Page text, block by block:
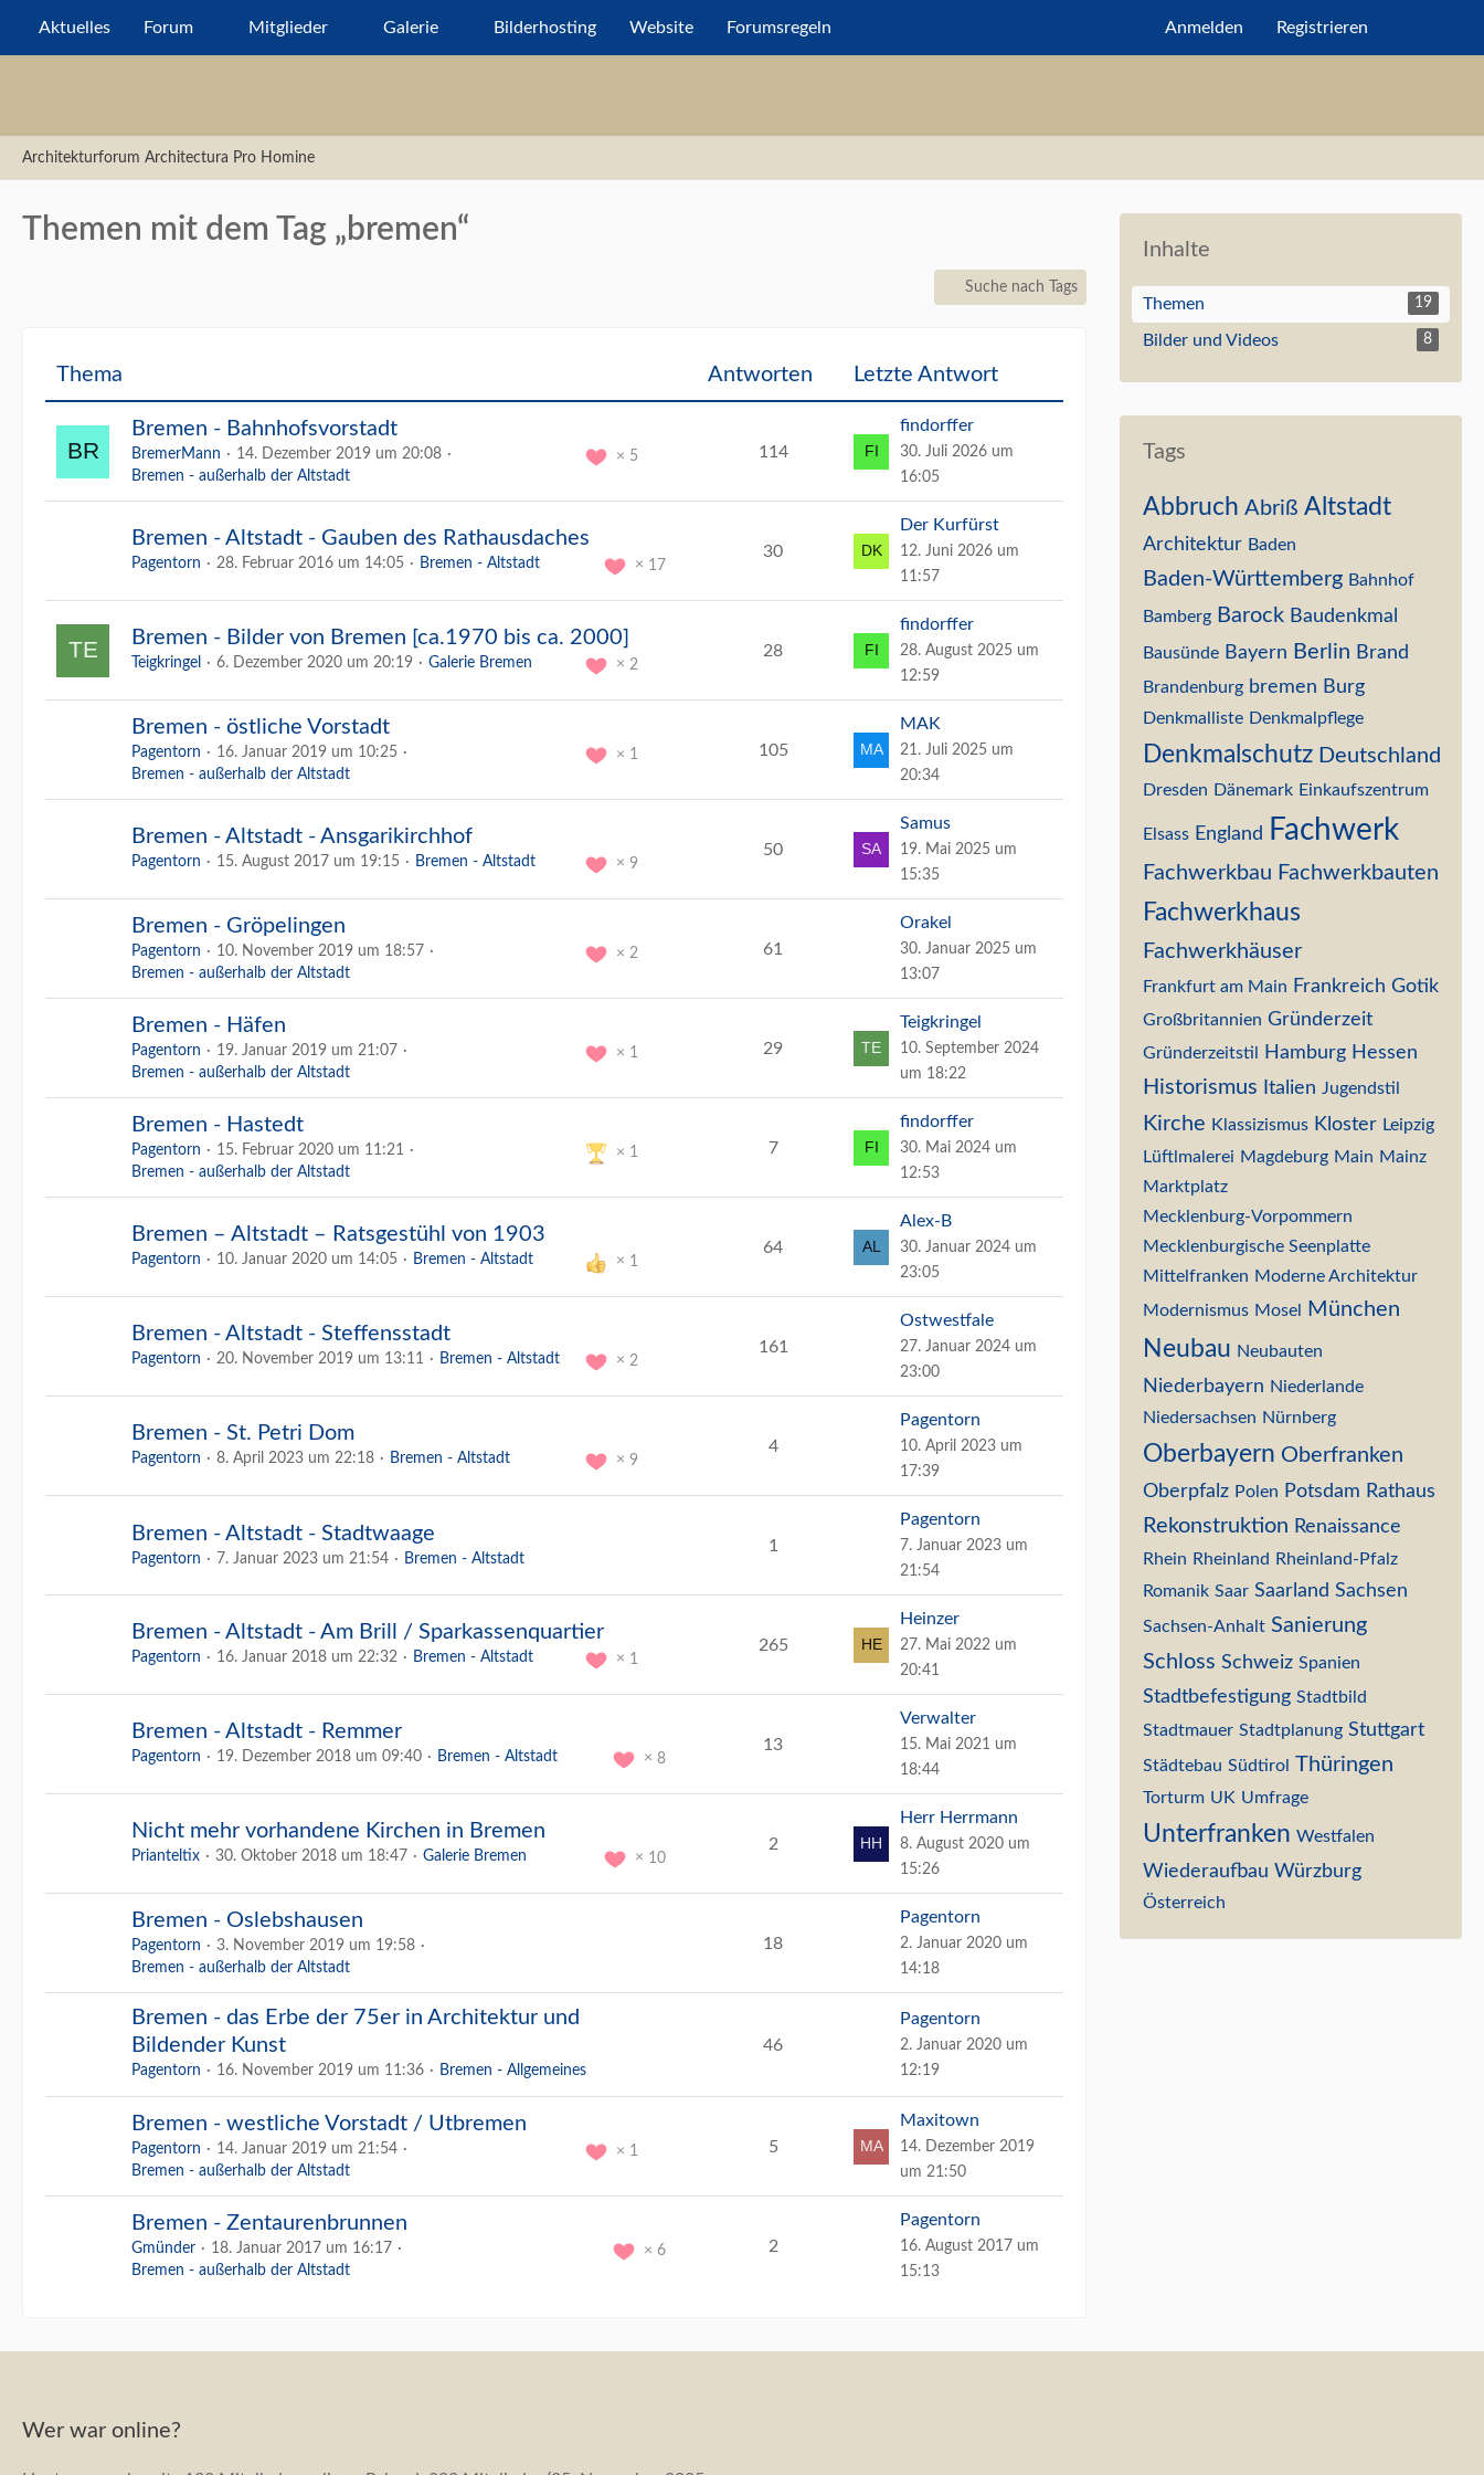
Aktuelles Forum Mitglieder Galerie Bilderhosting Website Forumsregeln Anmelden Registrieren
Architekturforum Architectura Pro Homine
Themen mit dem Tag „bremen“
Suche nach Tags
Thema Antworten Letzte Antwort
Bremen - Bahnhofsvorstadt
5
BremerMann
14. Dezember 2019 um 20:08
Bremen - außerhalb der Altstadt
114
findorffer
30. Juli 2026 um
16:05
Bremen - Altstadt - Gauben des Rathausdaches
17
Pagentorn 28. Februar 2016 um 14:05 Bremen - Altstadt
30
Der Kurfürst
12. Juni 2026 um
11:57
Bremen - Bilder von Bremen [ca.1970 bis ca. 2000]
2
Teigkringel 6. Dezember 2020 um 20:19 Galerie Bremen
28
findorffer
28. August 2025 um
12:59
Bremen - östliche Vorstadt
1
Pagentorn
16. Januar 2019 um 10:25
Bremen - außerhalb der Altstadt
105
MAK
21. Juli 2025 um
20:34
Bremen - Altstadt - Ansgarikirchhof
9
Pagentorn 15. August 2017 um 19:15 Bremen - Altstadt
50
Samus
19. Mai 2025 um
15:35
Bremen - Gröpelingen
2
Pagentorn
10. November 2019 um 18:57
Bremen - außerhalb der Altstadt
61
Orakel
30. Januar 2025 um
13:07
Bremen - Häfen
1
Pagentorn
19. Januar 2019 um 21:07
Bremen - außerhalb der Altstadt
29
Teigkringel
10. September 2024
um 18:22
Bremen - Hastedt
1
Pagentorn
15. Februar 2020 um 11:21
Bremen - außerhalb der Altstadt
7
findorffer
30. Mai 2024 um
12:53
Bremen – Altstadt – Ratsgestühl von 1903
1
Pagentorn 10. Januar 2020 um 14:05 Bremen - Altstadt
64
Alex-B
30. Januar 2024 um
23:05
Bremen - Altstadt - Steffensstadt
2
Pagentorn 20. November 2019 um 13:11 Bremen - Altstadt
161
Ostwestfale
27. Januar 2024 um
23:00
Bremen - St. Petri Dom
9
Pagentorn 8. April 2023 um 22:18 Bremen - Altstadt
4
Pagentorn
10. April 2023 um
17:39
Bremen - Altstadt - Stadtwaage
Pagentorn 7. Januar 2023 um 21:54 Bremen - Altstadt
1
Pagentorn
7. Januar 2023 um
21:54
Bremen - Altstadt - Am Brill / Sparkassenquartier
1
Pagentorn 16. Januar 2018 um 22:32 Bremen - Altstadt
265
Heinzer
27. Mai 2022 um
20:41
Bremen - Altstadt - Remmer
8
Pagentorn 19. Dezember 2018 um 09:40 Bremen - Altstadt
13
Verwalter
15. Mai 2021 um
18:44
Nicht mehr vorhandene Kirchen in Bremen
10
Prianteltix 30. Oktober 2018 um 18:47 Galerie Bremen
2
Herr Herrmann
8. August 2020 um
15:26
Bremen - Oslebshausen
Pagentorn
3. November 2019 um 19:58
Bremen - außerhalb der Altstadt
18
Pagentorn
2. Januar 2020 um
14:18
Bremen - das Erbe der 75er in Architektur und
Bildender Kunst
Pagentorn 16. November 2019 um 11:36 Bremen - Allgemeines
46
Pagentorn
2. Januar 2020 um
12:19
Bremen - westliche Vorstadt / Utbremen
1
Pagentorn
14. Januar 2019 um 21:54
Bremen - außerhalb der Altstadt
5
Maxitown
14. Dezember 2019
um 21:50
Bremen - Zentaurenbrunnen
6
Gmünder
18. Januar 2017 um 16:17
Bremen - außerhalb der Altstadt
2
Pagentorn
16. August 2017 um
15:13
Inhalte
Themen 19
Bilder und Videos 8
Tags
Abbruch Abriß Altstadt
Architektur Baden
Baden-Württemberg Bahnhof
Bamberg Barock Baudenkmal
Bausünde Bayern Berlin Brand
Brandenburg bremen Burg
Denkmalliste Denkmalpflege
Denkmalschutz Deutschland
Dresden Dänemark Einkaufszentrum
Elsass England Fachwerk
Fachwerkbau Fachwerkbauten
Fachwerkhaus
Fachwerkhäuser
Frankfurt am Main Frankreich Gotik
Großbritannien Gründerzeit
Gründerzeitstil Hamburg Hessen
Historismus Italien Jugendstil
Kirche Klassizismus Kloster Leipzig
Lüftlmalerei Magdeburg Main Mainz
Marktplatz
Mecklenburg-Vorpommern
Mecklenburgische Seenplatte
Mittelfranken Moderne Architektur
Modernismus Mosel München
Neubau Neubauten
Niederbayern Niederlande
Niedersachsen Nürnberg
Oberbayern Oberfranken
Oberpfalz Polen Potsdam Rathaus
Rekonstruktion Renaissance
Rhein Rheinland
Rheinland-Pfalz
Romanik Saar Saarland Sachsen
Sachsen-Anhalt Sanierung
Schloss Schweiz Spanien
Stadtbefestigung Stadtbild
Stadtmauer Stadtplanung Stuttgart
Städtebau Südtirol Thüringen
Torturm UK Umfrage
Unterfranken Westfalen
Wiederaufbau Würzburg
Österreich
Wer war online?